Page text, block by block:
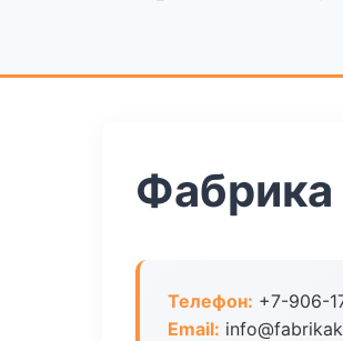
Фабрика
Телефон: +7-906-
Email: